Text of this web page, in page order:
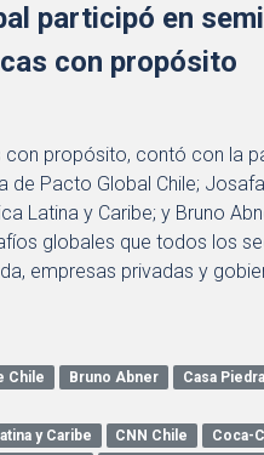
participó en
con propósito
con propósito, contó con la
Pacto Global Chile;
Latina y Caribe; y Bruno
globales que todos los
empresas privadas y
Chile Bruno Abner
Casa Piedra
y Caribe
CNN Chile
Coca-